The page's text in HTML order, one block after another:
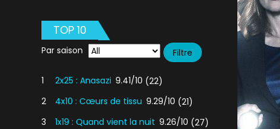
TOP 10
Par saison
1 2x25 : Anasazi 9.41/10 (22)
2
4x10 : Cœurs de tissu 9.29/10 (21)
3
1x19 : Quand vient la nuit 9.26/10 (27)